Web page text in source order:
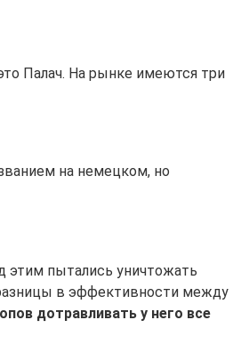
Палач. На рынке имеются три
на немецком, но
этим пытались уничтожать
в эффективности между
дотравливать у него все